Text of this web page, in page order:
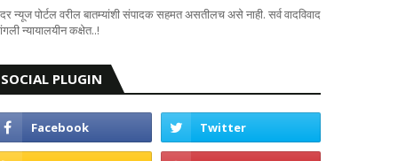
न्यूज पोर्टल वरील बातम्यांशी संपादक सहमत असतीलच असे नाही. सर्व वादविवाद
न्यायालयीन कक्षेत..!
SOCIAL PLUGIN